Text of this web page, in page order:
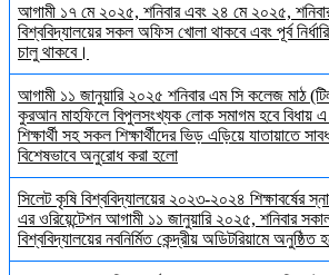
আগামী ১৭ মে ২০২৫, শনিবার এবং ২৪ মে ২০২৫, শনিবার
বিশ্ববিদ্যালয়ের সকল অফিস খোলা থাকবে এবং পূর্ব
চালু থাকবে।
আগামী ১১ জানুয়ারি ২০২৫ শনিবার এম সি কলেজ মাঠ
কুরআন মাহফিলে বিপুলসংখ্যক লোক সমাগম হবে বিধায়
শিক্ষার্থী সহ সকল শিক্ষার্থীদের ভিড় এড়িয়ে যাতায়াতে
বিশেষভাবে অনুরোধ করা হলো
সিলেট কৃষি বিশ্ববিদ্যালয়ের ২০২৩-২০২৪ শিক্ষাবর্ষের
এর ওরিয়েন্টেশন আগামী ১১ জানুয়ারি ২০২৫, শনিবার
বিশ্ববিদ্যালয়ের নবনির্মিত কেন্দ্রীয় অডিটরিয়ামে অনুষ্ঠিত